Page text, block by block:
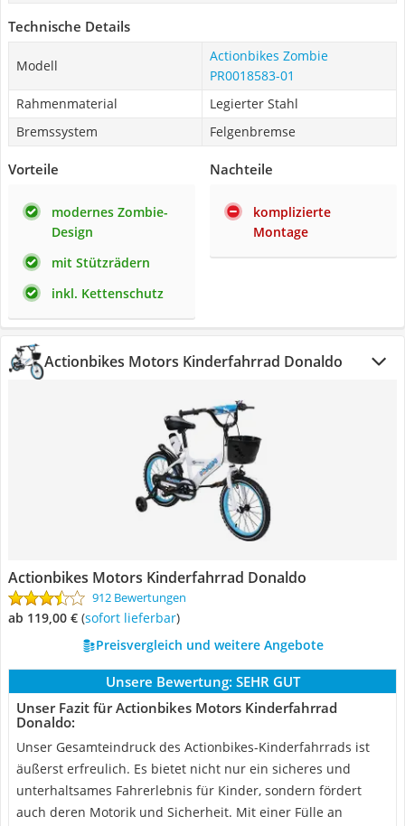
Technische Details
Modell
Actionbikes Zombie
PR0018583-01
Rahmenmaterial
Legierter Stahl
Bremssystem
Felgenbremse
Vorteile
modernes Zombie-
Design
mit Stützrädern
inkl. Kettenschutz
Nachteile
komplizierte
Montage
Actionbikes Motors Kinderfahrrad Donaldo
Actionbikes Motors Kinderfahrrad Donaldo
912 Bewertungen
ab 119,00 € ( Sofort lieferbar)
Preisvergleich und weitere Angebote
Unsere Bewertung: SEHR GUT
Unser Fazit für Actionbikes Motors Kinderfahrrad
Donaldo:
Unser Gesamteindruck des Actionbikes-Kinderfahrrads ist
äußerst erfreulich. Es bietet nicht nur ein sicheres und
unterhaltsames Fahrerlebnis für Kinder, sondern fördert
auch deren Motorik und Sicherheit. Mit einer Fülle an